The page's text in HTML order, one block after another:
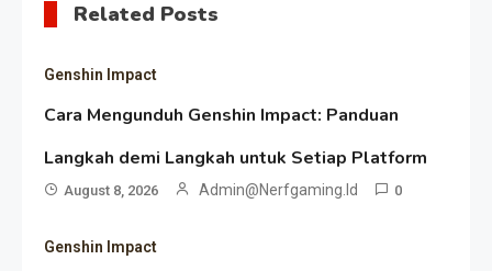
Related Posts
Genshin Impact
Cara Mengunduh Genshin Impact: Panduan
Langkah demi Langkah untuk Setiap Platform
August 8, 2026 Admin@nerfgaming.id 0
Genshin Impact